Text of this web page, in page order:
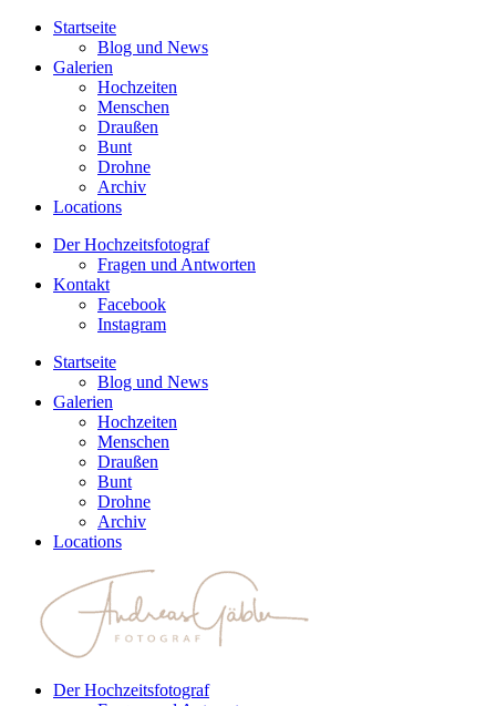
Startseite
Blog und News
Galerien
Hochzeiten
Menschen
Draußen
Bunt
Drohne
Archiv
Locations
Der Hochzeitsfotograf
Fragen und Antworten
Kontakt
Facebook
Instagram
Startseite
Blog und News
Galerien
Hochzeiten
Menschen
Draußen
Bunt
Drohne
Archiv
Locations
Der Hochzeitsfotograf